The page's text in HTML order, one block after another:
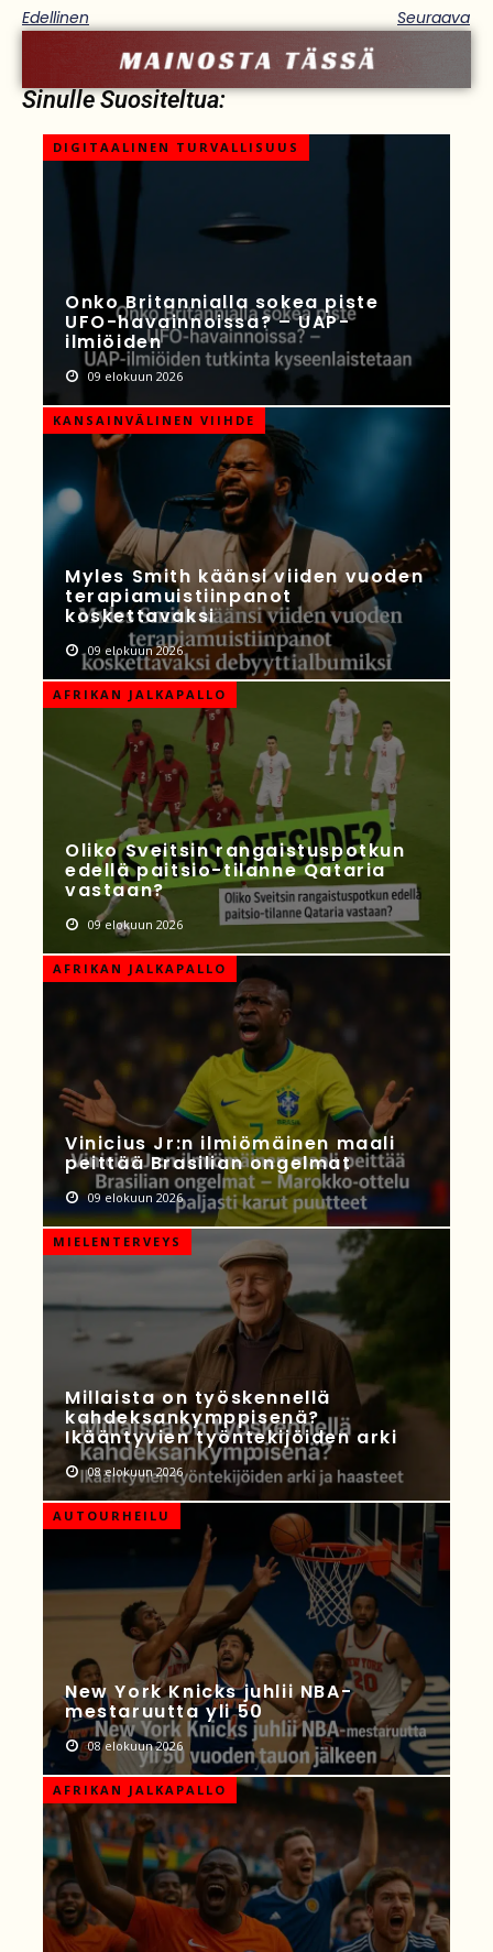
Edellinen Seuraava
Sinulle Suositeltua:
DIGITAALINEN TURVALLISUUS
Onko Britannialla sokea piste
UFO-havainnoissa? – UAP-
ilmiöiden
09 elokuun 2026
KANSAINVÄLINEN VIIHDE
Myles Smith käänsi viiden vuoden
terapiamuistiinpanot
koskettavaksi
09 elokuun 2026
AFRIKAN JALKAPALLO
Oliko Sveitsin rangaistuspotkun
edellä paitsio-tilanne Qataria
vastaan?
09 elokuun 2026
AFRIKAN JALKAPALLO
Vinicius Jr:n ilmiömäinen maali
peittää Brasilian ongelmat
09 elokuun 2026
MIELENTERVEYS
Millaista on työskennellä
kahdeksankymppisenä?
Ikääntyvien työntekijöiden arki
08 elokuun 2026
AUTOURHEILU
New York Knicks juhlii NBA-
mestaruutta yli 50
08 elokuun 2026
AFRIKAN JALKAPALLO